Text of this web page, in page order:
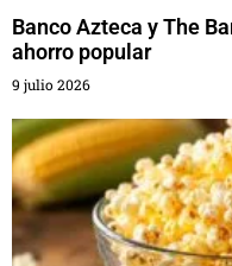
Banco Azteca y The
ahorro popular
9 julio 2026